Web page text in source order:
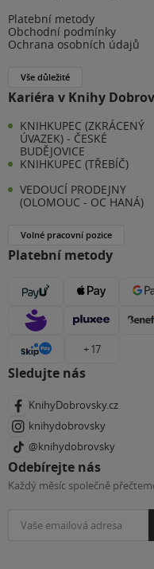
Platební metody
Obchodní podmínky
Ochrana osobních údajů
Vše důležité
Kariéra v Knihy
KNIHKUPEC (ZKRÁCENÝ
ÚVAZEK) - ČESKÉ
BUDĚJOVICE
KNIHKUPEC (TŘEBÍČ)
VEDOUCÍ PRODEJNY
(OLOMOUC - OC HANÁ)
Volné pracovní pozice
Platební metody
+ 17
Sledujte nás
KnihyDobrovsky.cz
knihydobrovsky
@knihydobrovsky
Odebírejte nás
Každý měsíc společně